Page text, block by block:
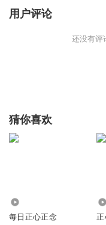
用户评论
还没有评
猜你喜欢
每日正心正念 正